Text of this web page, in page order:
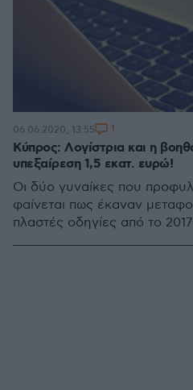
Κύπρος: Λογίστρια και η
υπεξαίρεση 1,5 εκατ. ευρώ!
Οι δύο γυναίκες που
φαίνεται πως έκαναν
πλαστές οδηγίες από το 2017
06.06.2020, 13:55 1